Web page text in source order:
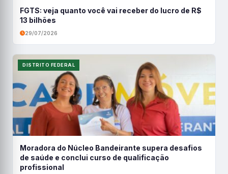
FGTS: veja quanto você vai receber do lucro de R$
13 bilhões
29/07/2026
DISTRITO FEDERAL
Moradora do Núcleo Bandeirante supera desafios
de saúde e conclui curso de qualificação
profissional